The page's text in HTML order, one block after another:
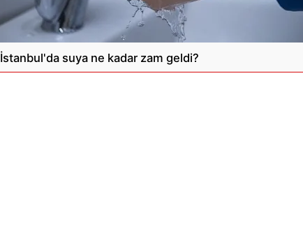
İstanbul'da suya ne kadar zam geldi?